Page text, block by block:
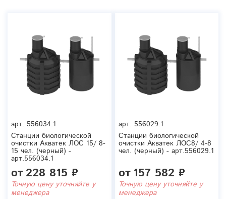
арт. 556034.1
Станции биологической
очистки Акватек ЛОС 15/ 8-
15 чел. (черный) -
арт.556034.1
от228 815 ₽
Точную цену уточняйте у
менеджера
арт. 556029.1
Станции биологической
очистки Акватек ЛОС8/ 4-8
чел. (черный) - арт.556029.1
от 157 582 ₽
Точную цену уточняйте у
менеджера